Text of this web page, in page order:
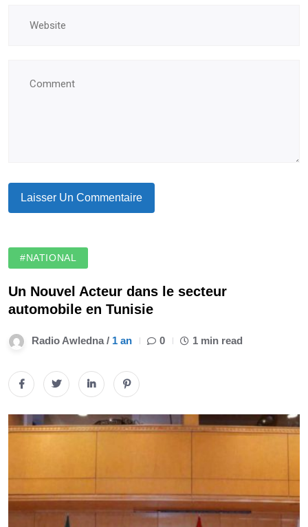
#NATIONAL
Un Nouvel Acteur dans le secteur
automobile en Tunisie
Radio Awledna / 1 an 0 1 min read